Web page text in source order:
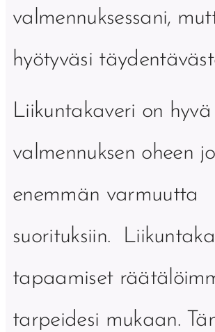
valmennuksessani,
hyötyväsi
Liikuntakaveri on
valmennuksen oheen
enemmän varmuutta
suorituksiin.
tapaamiset
tarpeidesi mukaan.